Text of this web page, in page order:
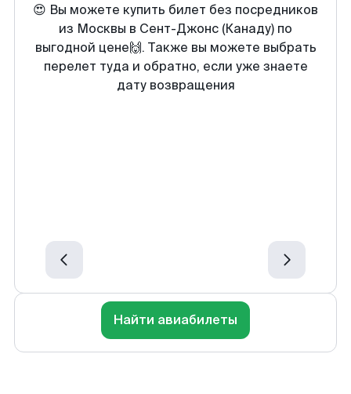
😍 Вы можете купить билет без посредников
из Москвы в Сент-Джонс (Канаду) по
выгодной цене🙌. Также вы можете выбрать
перелет туда и обратно, если уже знаете
дату возвращения
Найти авиабилеты